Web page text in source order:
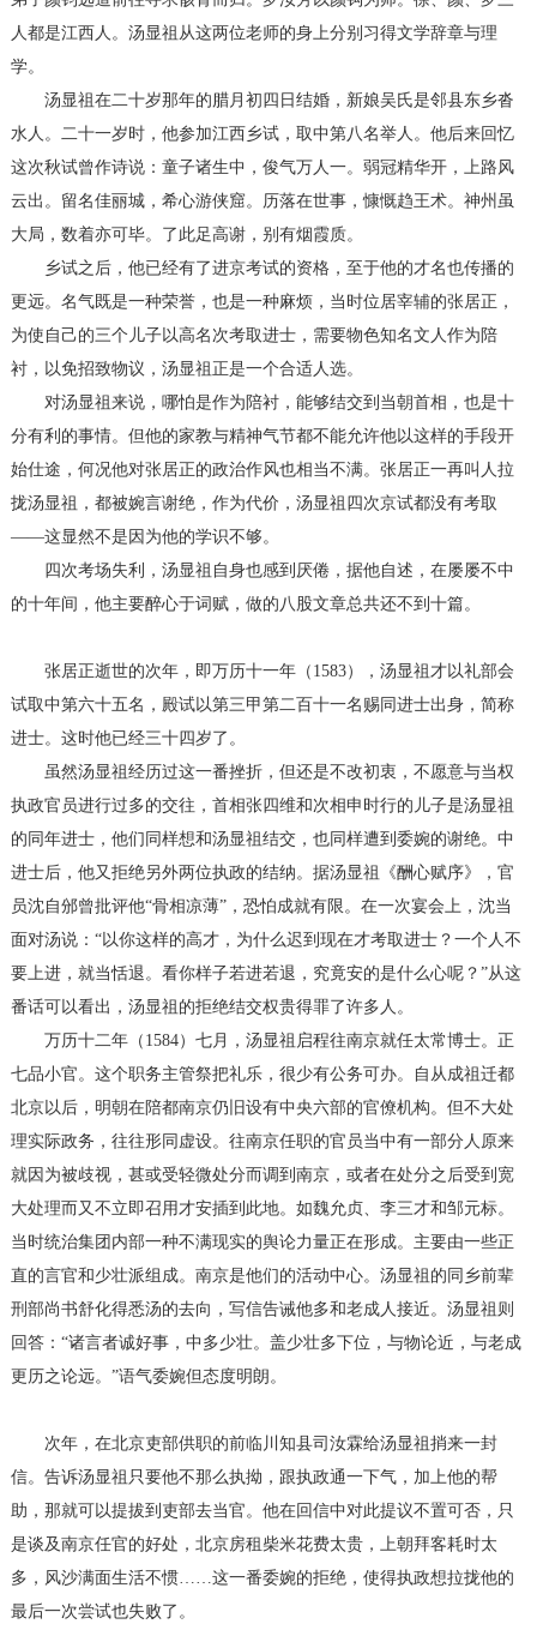
人都是江西人。汤显祖从这两位老师的身上分别习得文学辞章与理
学。
汤显祖在二十岁那年的腊月初四日结婚，新娘吴氏是邻县东乡沓
水人。二十一岁时，他参加江西乡试，取中第八名举人。他后来回忆
这次秋试曾作诗说：童子诸生中，俊气万人一。弱冠精华开，上路风
云出。留名佳丽城，希心游侠窟。历落在世事，慷慨趋王术。神州虽
大局，数着亦可毕。了此足高谢，别有烟霞质。
乡试之后，他已经有了进京考试的资格，至于他的才名也传播的
更远。名气既是一种荣誉，也是一种麻烦，当时位居宰辅的张居正，
为使自己的三个儿子以高名次考取进士，需要物色知名文人作为陪
衬，以免招致物议，汤显祖正是一个合适人选。
对汤显祖来说，哪怕是作为陪衬，能够结交到当朝首相，也是十
分有利的事情。但他的家教与精神气节都不能允许他以这样的手段开
始仕途，何况他对张居正的政治作风也相当不满。张居正一再叫人拉
拢汤显祖，都被婉言谢绝，作为代价，汤显祖四次京试都没有考取
——这显然不是因为他的学识不够。
四次考场失利，汤显祖自身也感到厌倦，据他自述，在屡屡不中
的十年间，他主要醉心于词赋，做的八股文章总共还不到十篇。
张居正逝世的次年，即万历十一年（1583），汤显祖才以礼部会
试取中第六十五名，殿试以第三甲第二百十一名赐同进士出身，简称
进士。这时他已经三十四岁了。
虽然汤显祖经历过这一番挫折，但还是不改初衷，不愿意与当权
执政官员进行过多的交往，首相张四维和次相申时行的儿子是汤显祖
的同年进士，他们同样想和汤显祖结交，也同样遭到委婉的谢绝。中
进士后，他又拒绝另外两位执政的结纳。据汤显祖《酬心赋序》，官
员沈自邠曾批评他“骨相凉薄”，恐怕成就有限。在一次宴会上，沈当
面对汤说：“以你这样的高才，为什么迟到现在才考取进士？一个人不
要上进，就当恬退。看你样子若进若退，究竟安的是什么心呢？”从这
番话可以看出，汤显祖的拒绝结交权贵得罪了许多人。
万历十二年（1584）七月，汤显祖启程往南京就任太常博士。正
七品小官。这个职务主管祭把礼乐，很少有公务可办。自从成祖迁都
北京以后，明朝在陪都南京仍旧设有中央六部的官僚机构。但不大处
理实际政务，往往形同虚设。往南京任职的官员当中有一部分人原来
就因为被歧视，甚或受轻微处分而调到南京，或者在处分之后受到宽
大处理而又不立即召用才安插到此地。如魏允贞、李三才和邹元标。
当时统治集团内部一种不满现实的舆论力量正在形成。主要由一些正
直的言官和少壮派组成。南京是他们的活动中心。汤显祖的同乡前辈
刑部尚书舒化得悉汤的去向，写信告诫他多和老成人接近。汤显祖则
回答：“诸言者诚好事，中多少壮。盖少壮多下位，与物论近，与老成
更历之论远。”语气委婉但态度明朗。
次年，在北京吏部供职的前临川知县司汝霖给汤显祖捎来一封
信。告诉汤显祖只要他不那么执拗，跟执政通一下气，加上他的帮
助，那就可以提拔到吏部去当官。他在回信中对此提议不置可否，只
是谈及南京任官的好处，北京房租柴米花费太贵，上朝拜客耗时太
多，风沙满面生活不惯……这一番委婉的拒绝，使得执政想拉拢他的
最后一次尝试也失败了。